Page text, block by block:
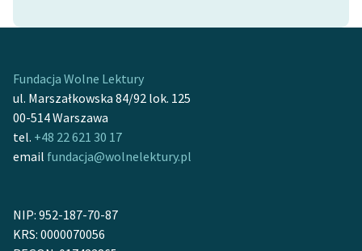
Szkoła Poezji Wolnych
Lektur
O nas
Kontakt
Fundacja Wolne Lektury
ul. Marszałkowska 84/92 lok. 125
00-514 Warszawa
tel. +48 22 621 30 17
email fundacja@wolnelektury.pl
NIP: 952-187-70-87
KRS: 0000070056